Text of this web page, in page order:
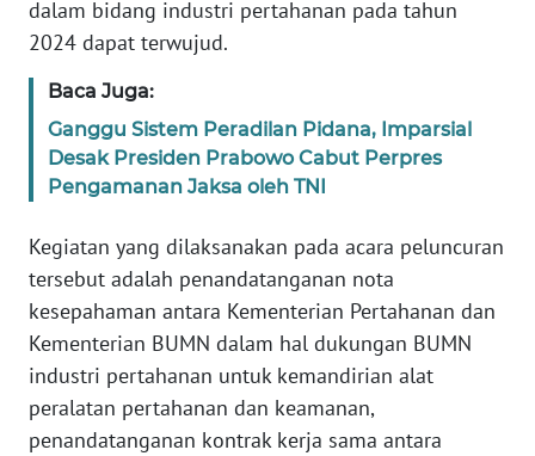
dalam bidang industri pertahanan pada tahun
2024 dapat terwujud.
Baca Juga:
Ganggu Sistem Peradilan Pidana, Imparsial
Desak Presiden Prabowo Cabut Perpres
Pengamanan Jaksa oleh TNI
Kegiatan yang dilaksanakan pada acara peluncuran
tersebut adalah penandatanganan nota
kesepahaman antara Kementerian Pertahanan dan
Kementerian BUMN dalam hal dukungan BUMN
industri pertahanan untuk kemandirian alat
peralatan pertahanan dan keamanan,
penandatanganan kontrak kerja sama antara
WN
KEPRI
PAPUA
WN
BARAT
WN
WN
SERAMBI